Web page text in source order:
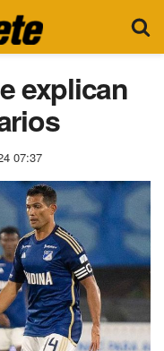
explican
07:37